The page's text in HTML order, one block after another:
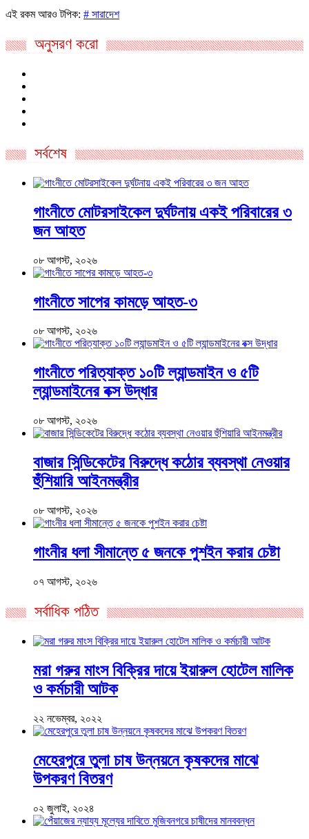
এই রকম আরও টপিক: # সারাদেশ
অনুসরণ করো
সর্বশেষ
গাংনীতে মোটরসাইকেল দুর্ঘটনায় একই পরিবারের ৩
জন আহত
০৮ আগস্ট, ২০২৬
গাংনীতে সাপের কামড়ে আহত-৩
০৮ আগস্ট, ২০২৬
গাংনীতে পরিত্যাক্ত ১০টি ল্যান্ডমাইন ও ৫টি
ল্যান্ডমাইনের বক্স উদ্ধার
০৮ আগস্ট, ২০২৬
বাজার সিন্ডিকেটের বিরুদ্ধে কঠোর ব্যবস্থা নেওয়ার
হুঁশিয়ারি আইনমন্ত্রীর
০৮ আগস্ট, ২০২৬
গাংনীর ধলা সীমান্তে ৫ জনকে পুশইন করার চেষ্টা
০৭ আগস্ট, ২০২৬
সর্বাধিক পঠিত
মরা গরুর মাংস বিক্রির দায়ে ইয়ারুল হোটেল মালিক
ও কর্মচারী আটক
২২ নভেম্বর, ২০২২
মেহেরপুরে তুলা চাষ উন্নয়নে কৃষকদের মাঝে
উপকরণ বিতরণ
০২ জুলাই, ২০২৪